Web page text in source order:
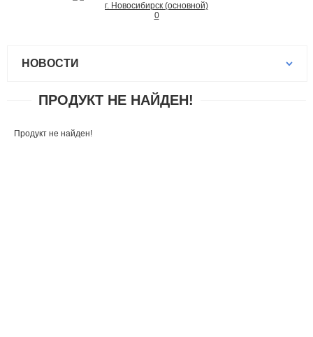
г. Новосибирск (основной)
0
НОВОСТИ
ПРОДУКТ НЕ НАЙДЕН!
Продукт не найден!